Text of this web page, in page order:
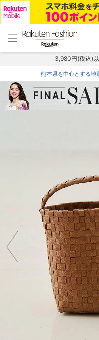
menu home
トップ
3,980円(税込)
熊本県を中心とする地